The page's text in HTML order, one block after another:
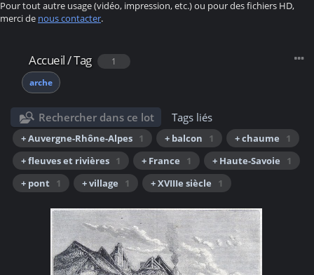
Pour tout autre usage (vidéo, impression, etc.) ou pour des fichiers HD,
merci de nous contacter.
Accueil/Tag
1
arche
Rechercher dans ce lot Tags liés
+ Auvergne-Rhône-Alpes 1 + balcon 1 + chaume
1
+ fleuves et rivières 1 + France 1 + Haute-Savoie
1
+ pont 1 + village 1 + XVIIIe siècle 1